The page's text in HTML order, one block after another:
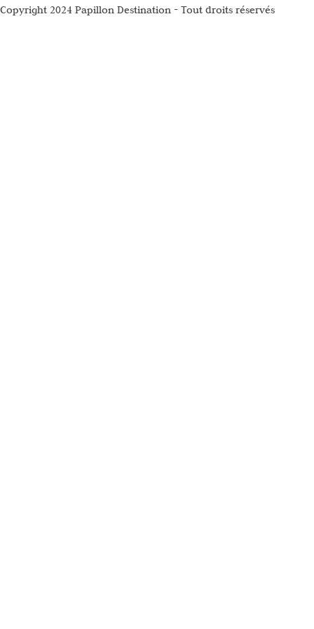
Copyright 2024 Papillon Destination - Tout droits réservés